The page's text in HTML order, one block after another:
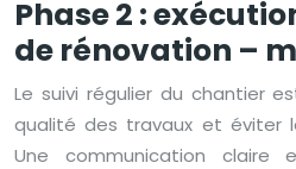
Phase 2 :
de rénovation –
Le suivi régulier du chantier
qualité des travaux et éviter
Une communication